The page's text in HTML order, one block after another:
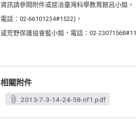
資訊請參閱附件或逕洽臺灣科學教育館呂小姐，
電話：02-66101234#1522)，
或荒野保護協會藍小姐，電話：02-23071568#11
相關附件
2013-7-3-14-24-58-nf1.pdf